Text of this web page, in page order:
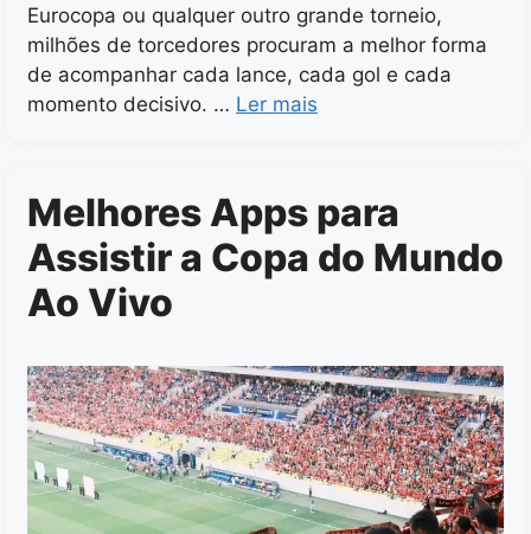
Eurocopa ou qualquer outro grande torneio,
milhões de torcedores procuram a melhor forma
de acompanhar cada lance, cada gol e cada
momento decisivo. … Ler mais
Melhores Apps para
Assistir a Copa do Mundo
Ao Vivo